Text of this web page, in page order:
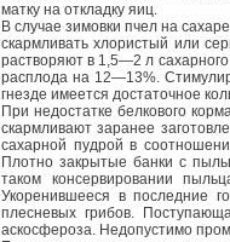
матку на откладку яиц.
В случае зимовки пчел на
скармливать хлористый или
растворяют в 1,5—2 л
расплода на 12—13%.
гнезде имеется достаточное
При недостатке белкового
скармливают заранее
сахарной пудрой в
Плотно закрытые банки с
таком консервировании
Укоренившееся в последние
плесневых грибов.
аскосфероза. Недопустимо